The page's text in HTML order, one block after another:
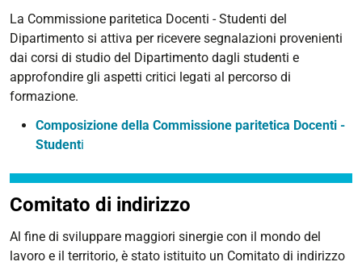
La Commissione paritetica Docenti - Studenti del
Dipartimento si attiva per ricevere segnalazioni provenienti
dai corsi di studio del Dipartimento dagli studenti e
approfondire gli aspetti critici legati al percorso di
formazione.
Composizione della Commissione paritetica Docenti -
Studenti
Comitato di indirizzo
Al fine di sviluppare maggiori sinergie con il mondo del
lavoro e il territorio, è stato istituito un Comitato di indirizzo